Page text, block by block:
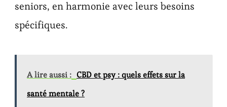
seniors, en harmonie avec leurs besoins
spécifiques.
A lire aussi : CBD et psy : quels effets sur la
santé mentale ?